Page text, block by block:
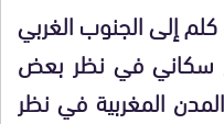
تقع مدينة جرادة على بعد 60 كلم إلى الجنوب الغربي
سكاني في نظر بعض
المغربية في نظر